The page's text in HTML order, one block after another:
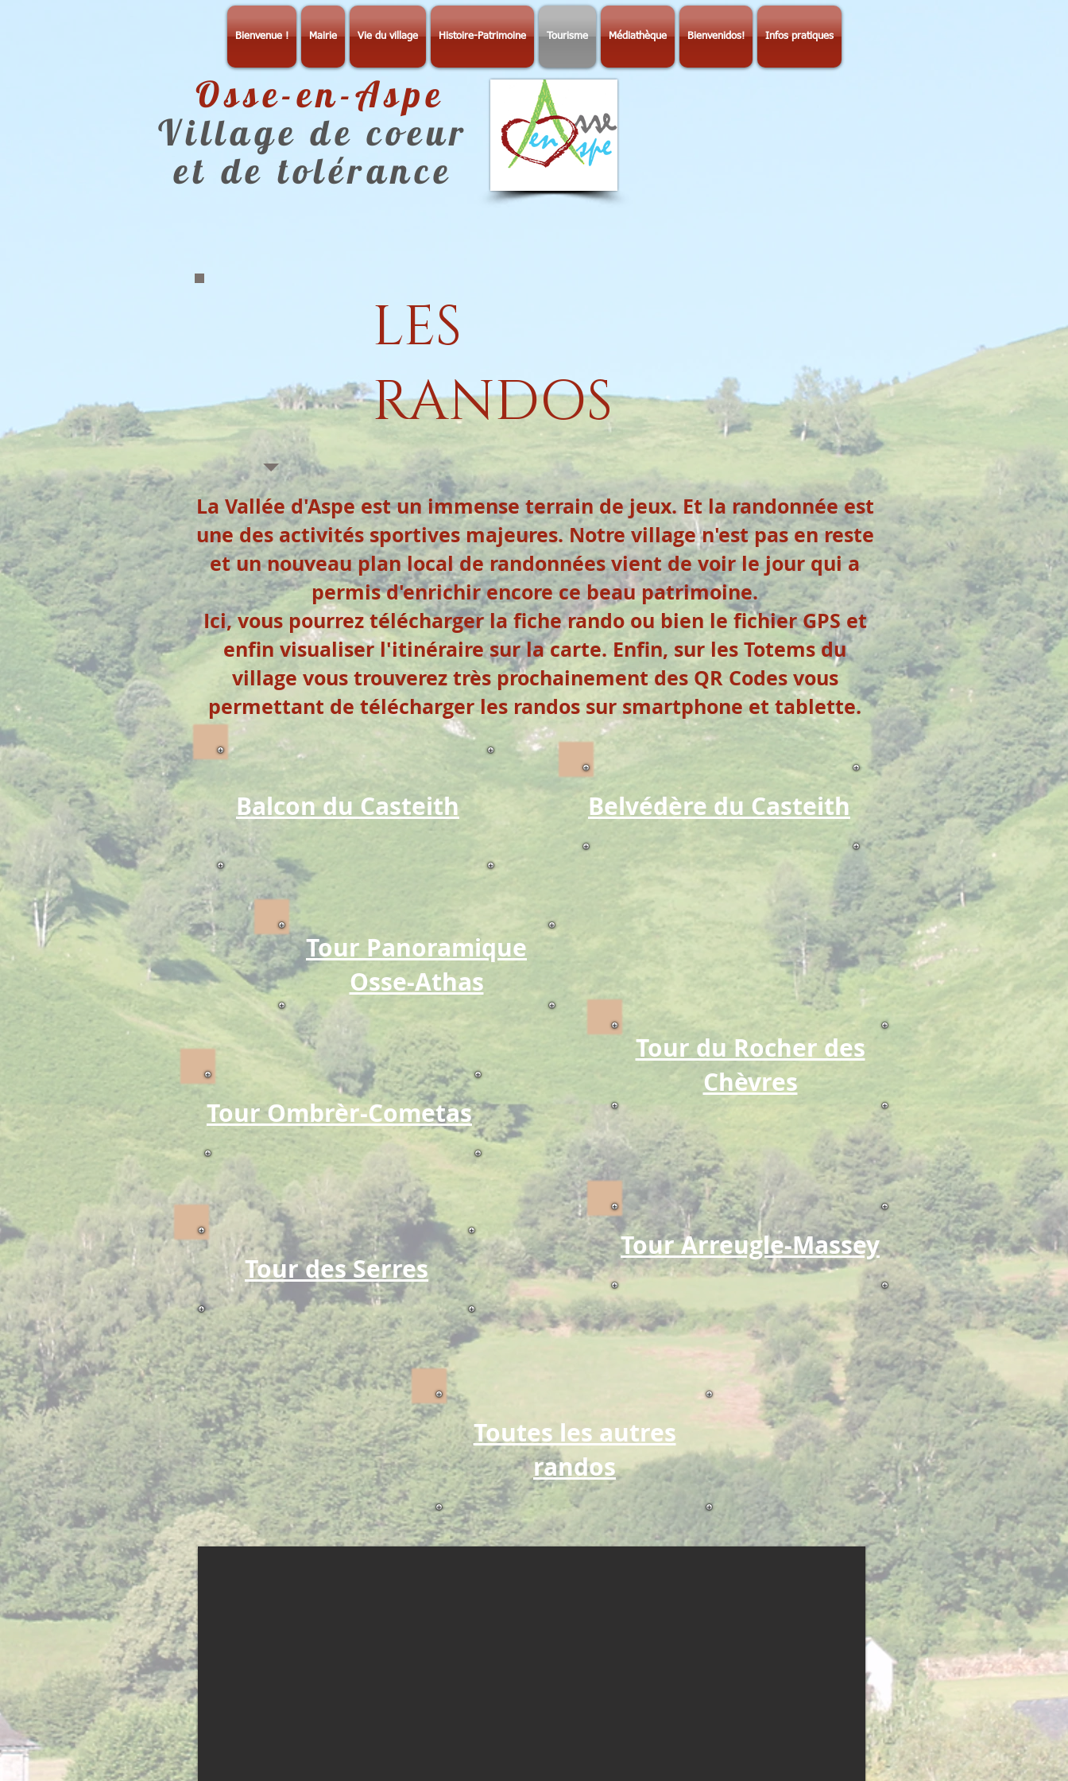
Bienvenue ! Mairie Vie du village Histoire-Patrimoine Tourisme Médiathèque Bienvenidos! Infos pratiques
Osse-en-Aspe
Village de coeur
et de tolérance
LES
RANDOS
La Vallée d'Aspe est un immense terrain de jeux. Et la randonnée est
une des activités sportives majeures. Notre village n'est pas en reste
et un nouveau plan local de randonnées vient de voir le jour qui a
permis d'enrichir encore ce beau patrimoine.
Ici, vous pourrez télécharger la fiche rando ou bien le fichier GPS et
enfin visualiser l'itinéraire sur la carte. Enfin, sur les Totems du
village vous trouverez très prochainement des QR Codes vous
permettant de télécharger les randos sur smartphone et tablette.
Balcon du Casteith Belvédère du Casteith
Tour Panoramique
Osse-Athas
Tour Ombrèr-Cometas
Tour du Rocher des
Chèvres
Tour des Serres
Tour Arreugle-Massey
Toutes les autres
randos